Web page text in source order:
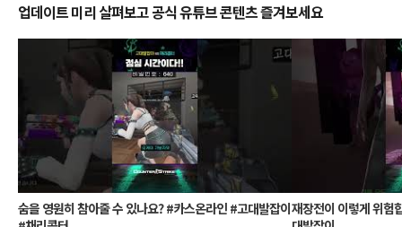
업데이트 미리 살펴보고 공식 유튜브 콘텐츠 즐겨보세요
숨을 영원히 참아줄 수 있나요? #카스온라인 #고대발잡이재장전이 이렇게 위험